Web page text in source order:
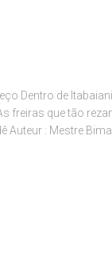
Dentro de
freiras que tão
Auteur : Mestre